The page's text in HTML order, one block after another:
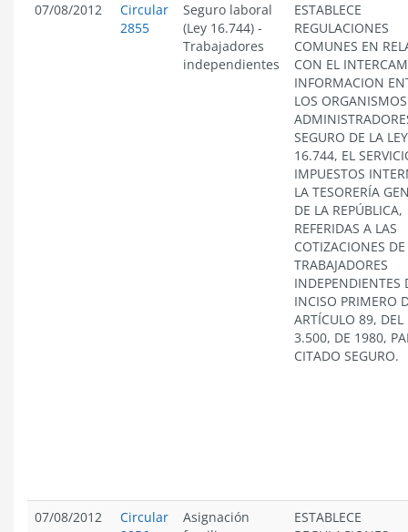
07/08/2012
Circular
2855
Seguro laboral
(Ley 16.744) -
Trabajadores
independientes
ESTABLECE
REGULACIONES
COMUNES EN
CON EL
INFORMACION
LOS ORGANISMOS
SEGURO DE LA
16.744, EL
IMPUESTOS
LA TESORERÍA
DE LA REPÚBLICA,
REFERIDAS A LAS
COTIZACIONES
TRABAJADORES
INDEPENDIENTES
INCISO PRIMERO
ARTÍCULO 89, DEL
3.500, DE 1980,
CITADO SEGURO.
07/08/2012
Circular
Asignación
ESTABLECE